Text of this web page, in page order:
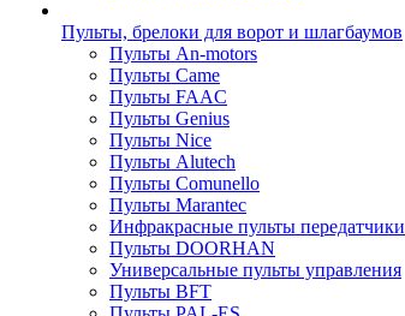
Пульты, брелоки для ворот и шлагбаумов
Пульты An-motors
Пульты Came
Пульты FAAC
Пульты Genius
Пульты Nice
Пульты Alutech
Пульты Сomunello
Пульты Marantec
Инфракрасные пульты передатчики
Пульты DOORHAN
Универсальные пульты управления
Пульты BFT